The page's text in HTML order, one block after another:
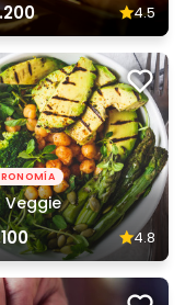
4.5
Veggie
4.8